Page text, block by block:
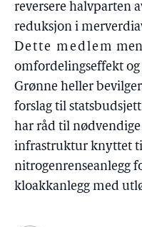
reversere halvparten
reduksjon i
Dette medlem
omfordelingseffekt
Grønne heller
forslag til
har råd til
infrastruktur knyttet
nitrogenrenseanlegg
kloakkanlegg med